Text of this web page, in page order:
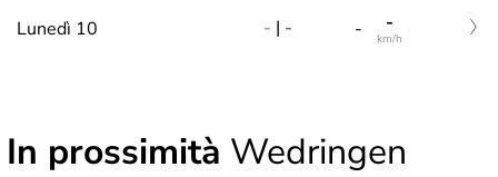
Lunedì 10 - | - - -
km/h
In prossimità Wedringen